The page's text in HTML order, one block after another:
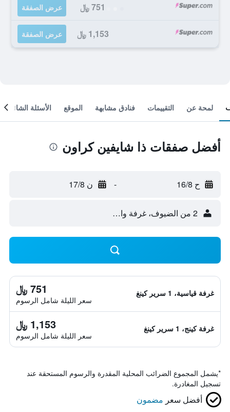
751 ﷼ عرض الصفقة
1,153 ﷼ عرض الصفقة
لمحة عن التقييمات فنادق مشابهة الموقع الأسئلة الشائعة
أفضل صفقات ذا شايفين كراون
ح 16/8 - ن 17/8
2 من الضيوف، غرفة واحدة
غرفة قياسية، 1 سرير كينغ 751 ﷼
سعر الليلة شامل الرسوم
غرفة كينج، 1 سرير كينغ 1,153 ﷼
سعر الليلة شامل الرسوم
*يشمل المجموع الضرائب المحلية المقدرة والرسوم المستحقة عند
تسجيل المغادرة.
أفضل سعر مضمون